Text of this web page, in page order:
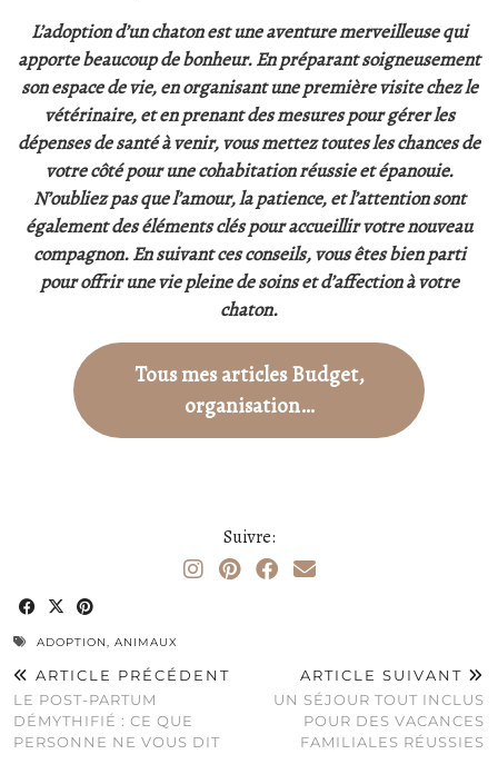
L’adoption d’un chaton est une aventure merveilleuse qui
apporte beaucoup de bonheur. En préparant soigneusement
son espace de vie, en organisant une première visite chez le
vétérinaire, et en prenant des mesures pour gérer les
dépenses de santé à venir, vous mettez toutes les chances de
votre côté pour une cohabitation réussie et épanouie.
N’oubliez pas que l’amour, la patience, et l’attention sont
également des éléments clés pour accueillir votre nouveau
compagnon. En suivant ces conseils, vous êtes bien parti
pour offrir une vie pleine de soins et d’affection à votre
chaton.
Tous mes articles Budget,
organisation…
Suivre:
ADOPTION, ANIMAUX
ARTICLE PRÉCÉDENT
LE POST-PARTUM
DÉMYTHIFIÉ : CE QUE
PERSONNE NE VOUS DIT
ARTICLE SUIVANT
UN SÉJOUR TOUT INCLUS
POUR DES VACANCES
FAMILIALES RÉUSSIES